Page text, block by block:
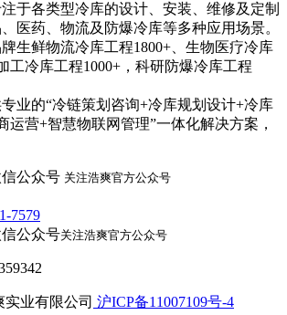
于各类型冷库的设计、安装、维修及定制
医药、物流及防爆冷库等多种应用场景。
生鲜物流冷库工程1800+、生物医疗冷库
工冷库工程1000+，科研防爆冷库工程
业的“冷链策划咨询+冷库规划设计+冷库
运营+智慧物联网管理”一体化解决方案，
关注浩爽官方公众号
7579
关注浩爽官方公众号
业有限公司 沪ICP备11007109号-4